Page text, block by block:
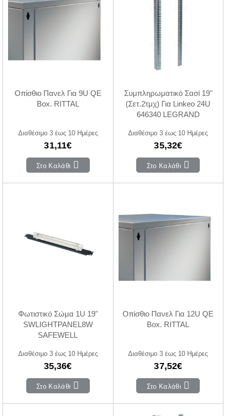
Οπίσθιο Πανελ Για 9U QE
Box. RITTAL
Διαθέσιμο 3 έως 10 Ημέρες
31,11€
Στο Καλάθι
Συμπληρωματικό Σασί 19"
(Σετ.2τμχ) Για Linkeo 24U
646340 LEGRAND
Διαθέσιμο 3 έως 10 Ημέρες
35,32€
Στο Καλάθι
Φωτιστικό Σώμα 1U 19"
SWLIGHTPANEL8W
SAFEWELL
Διαθέσιμο 3 έως 10 Ημέρες
35,36€
Στο Καλάθι
Οπίσθιο Πανελ Για 12U QE
Box. RITTAL
Διαθέσιμο 3 έως 10 Ημέρες
37,52€
Στο Καλάθι